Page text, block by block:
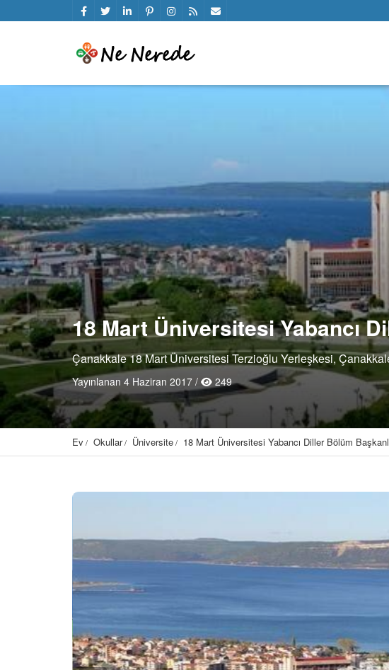
18 Mart Üniversitesi Yabancı
Çanakkale 18 Mart Üniversitesi Terzioğlu Yerleşkesi,
Yayınlanan 4 Haziran 2017 / 249
Ev Okullar Üniversite 18 Mart Üniversitesi Yabancı Diller Bölüm